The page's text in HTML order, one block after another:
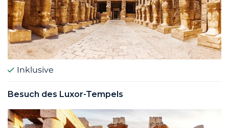
Inklusive
Besuch des Luxor-Tempels